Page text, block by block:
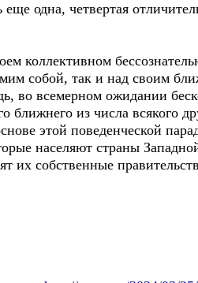
одна, четвертая
коллективном
собой, так и над своим
во всемерном ожидании
ближнего из числа всякого
этой поведенческой
населяют страны
их собственные